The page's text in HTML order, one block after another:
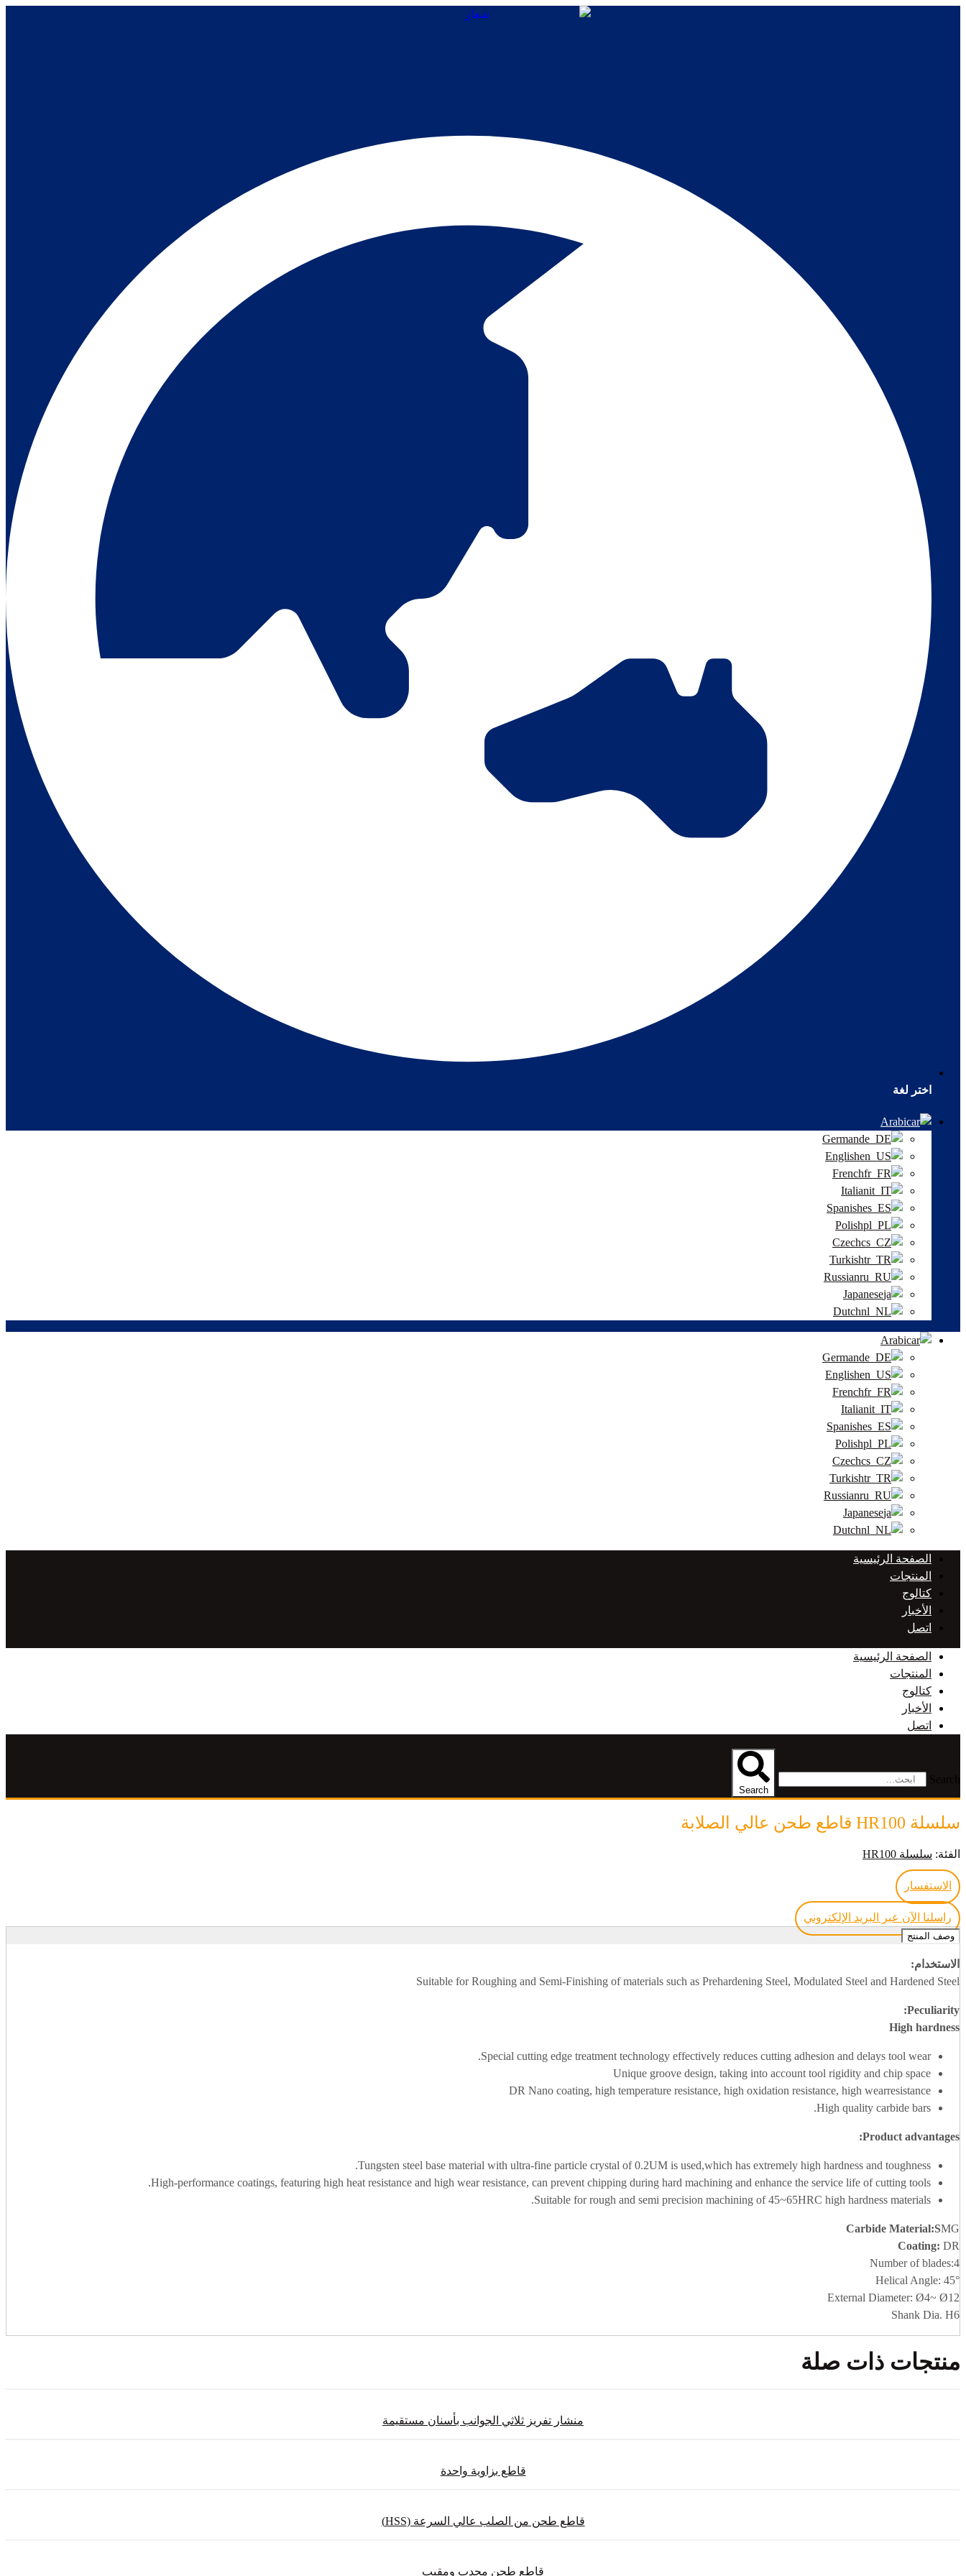
اختر لغة
Arabic
German
English
French
Italian
Spanish
Polish
Czech
Turkish
Russian
Japanese
Dutch
Arabic
German
English
French
Italian
Spanish
Polish
Czech
Turkish
Russian
Japanese
Dutch
الصفحة الرئيسية
المنتجات
كتالوج
الأخبار
اتصل
الصفحة الرئيسية
المنتجات
كتالوج
الأخبار
اتصل
Search
سلسلة HR100 قاطع طحن عالي الصلابة
الفئة: سلسلة HR100
الاستفسار
راسلنا الآن عبر البريد الإلكتروني
وصف المنتج
الاستخدام:
Suitable for Roughing and Semi-Finishing of materials such as Prehardening Steel, Modulated Steel and Hardened Steel
Peculiarity:
High hardness
Special cutting edge treatment technology effectively reduces cutting adhesion and delays tool wear.
Unique groove design, taking into account tool rigidity and chip space
DR Nano coating, high temperature resistance, high oxidation resistance, high wearresistance
High quality carbide bars.
Product advantages
:
Tungsten steel base material with ultra-fine particle crystal of 0.2UM is used,which has extremely high hardness and toughness.
High-performance coatings, featuring high heat resistance and high wear resistance, can prevent chipping during hard machining and enhance the service life of cutting tools.
Suitable for rough and semi precision machining of 45~65HRC high hardness materials.
Carbide Material:SMG
Coating: DR
Number of blades:4
Helical Angle: 45°
External Diameter: Ø4~ Ø12
Shank Dia. H6
منتجات ذات صلة
منشار تفريز ثلاثي الجوانب بأسنان مستقيمة
قاطع بزاوية واحدة
قاطع طحن من الصلب عالي السرعة (HSS)
قاطع طحن محدب ومقبب